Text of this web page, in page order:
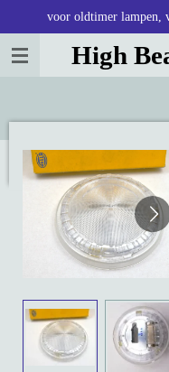
naar
High
voor oldtimer lampen,